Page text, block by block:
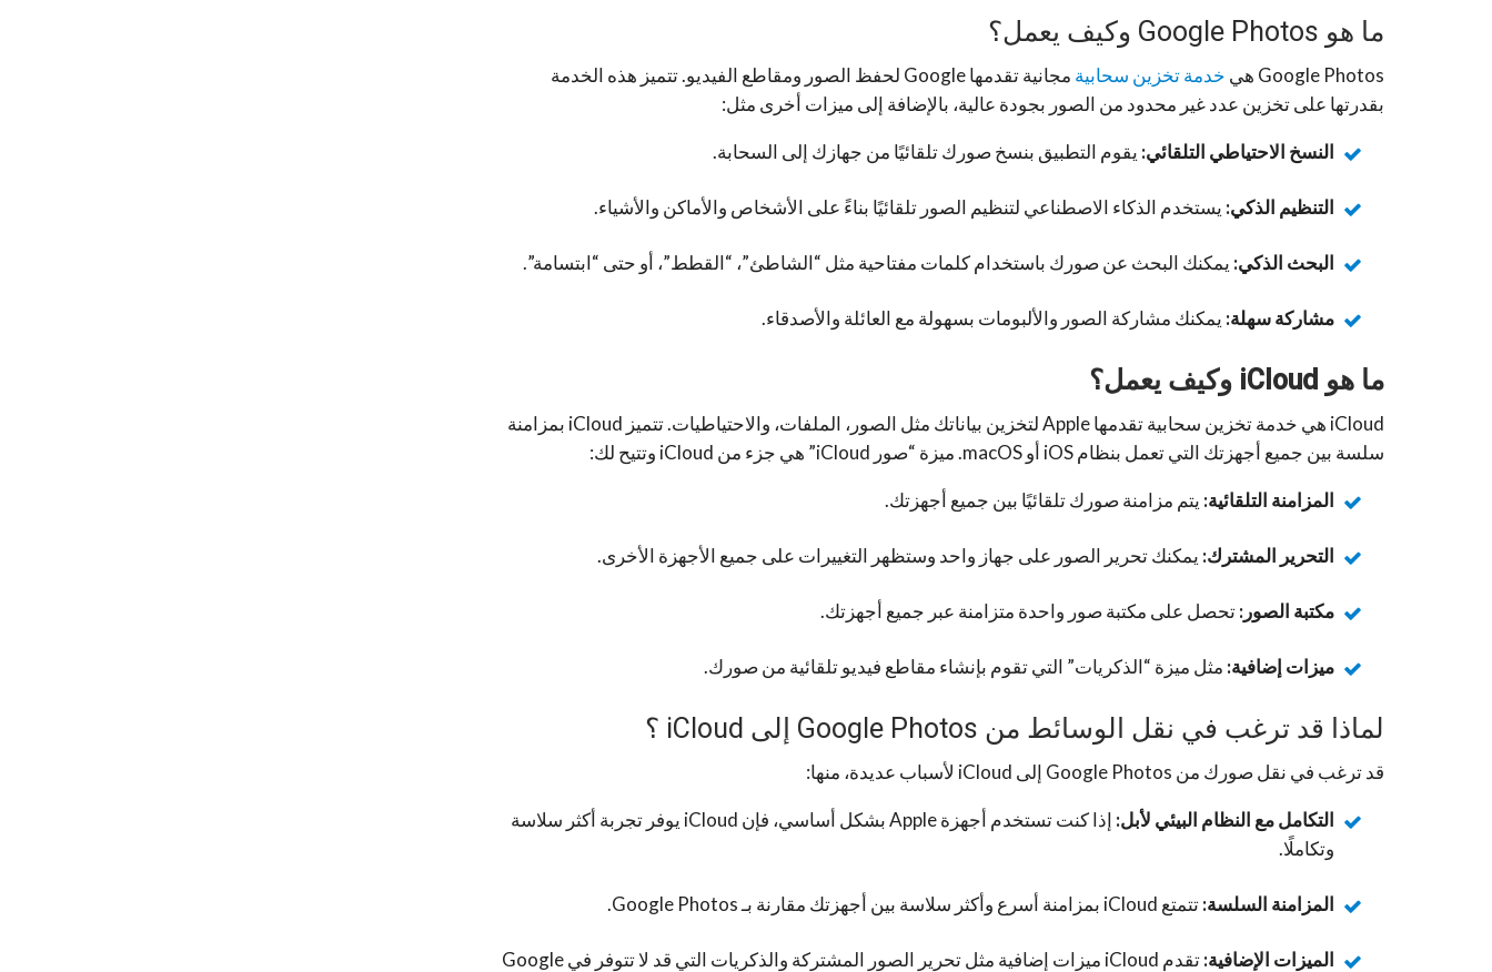
ما هو Google Photos وكيف يعمل؟
Google Photos هي خدمة تخزين سحابية
مجانية تقدمها Google لحفظ الصور ومقاطع الفيديو. تتميز هذه الخدمة
بقدرتها على تخزين عدد غير محدود من الصور بجودة عالية، بالإضافة إلى ميزات أخرى مثل:
النسخ الاحتياطي التلقائي: يقوم التطبيق بنسخ صورك تلقائيًا من جهازك إلى السحابة.
التنظيم الذكي: يستخدم الذكاء الاصطناعي لتنظيم الصور تلقائيًا بناءً على الأشخاص والأماكن والأشياء.
البحث الذكي: يمكنك البحث عن صورك باستخدام كلمات مفتاحية مثل “الشاطئ”، “القطط”، أو حتى “ابتسامة”.
مشاركة سهلة: يمكنك مشاركة الصور والألبومات بسهولة مع العائلة والأصدقاء.
ما هو iCloud وكيف يعمل؟
iCloud هي خدمة تخزين سحابية تقدمها Apple لتخزين بياناتك مثل الصور، الملفات، والاحتياطيات. تتميز iCloud بمزامنة
سلسة بين جميع أجهزتك التي تعمل بنظام iOS أو macOS. ميزة “صور iCloud” هي جزء من iCloud وتتيح لك:
المزامنة التلقائية: يتم مزامنة صورك تلقائيًا بين جميع أجهزتك.
التحرير المشترك: يمكنك تحرير الصور على جهاز واحد وستظهر التغييرات على جميع الأجهزة الأخرى.
مكتبة الصور:تحصل على مكتبة صور واحدة متزامنة عبر جميع أجهزتك.
ميزات إضافية: مثل ميزة “الذكريات” التي تقوم بإنشاء مقاطع فيديو تلقائية من صورك.
لماذا قد ترغب في نقل الوسائط من Google Photos إلى iCloud ؟
قد ترغب في نقل صورك من Google Photos إلى iCloud لأسباب عديدة، منها:
التكامل مع النظام البيئي لأبل:
إذا كنت تستخدم أجهزة Apple بشكل أساسي، فإن iCloud يوفر تجربة أكثر سلاسة
وتكاملًا.
المزامنة السلسة:تتمتع iCloud بمزامنة أسرع وأكثر سلاسة بين أجهزتك مقارنة بـ Google Photos.
الميزات الإضافية:
تقدم iCloud ميزات إضافية مثل تحرير الصور المشتركة والذكريات التي قد لا تتوفر في Google